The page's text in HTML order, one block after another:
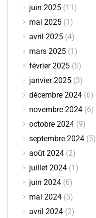
juin 2025 (11)
mai 2025 (1)
avril 2025 (4)
mars 2025 (1)
février 2025 (5)
janvier 2025 (3)
décembre 2024 (6)
novembre 2024 (6)
octobre 2024 (9)
septembre 2024 (5)
août 2024 (2)
juillet 2024 (1)
juin 2024 (6)
mai 2024 (5)
avril 2024 (2)